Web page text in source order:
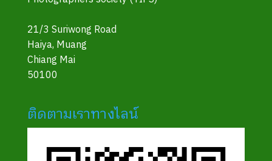
21/3 Suriwong Road
Haiya, Muang
Chiang Mai
50100
ติดตามเราทางไลน์